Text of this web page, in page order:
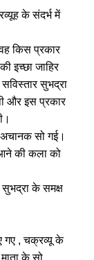
के संदर्भ में
किस प्रकार
इच्छा जाहिर
सुभद्रा
और इस प्रकार
सो गई।
आने की कला को
के समक्ष
गए , चक्रव्यू के
के सो